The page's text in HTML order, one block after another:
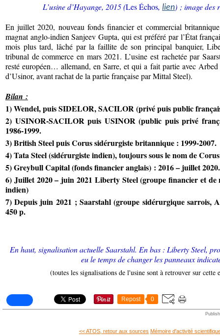
L’usine d’Hayange, 2015 (Les Échos, lien) ; image des
En juillet 2020, nouveau fonds financier et commercial
magnat anglo-indien Sanjeev Gupta, qui est préféré par l’État
mois plus tard, lâché par la faillite de son principal banquier,
tribunal de commerce en mars 2021. L’usine est rachetée par
resté européen… allemand, en Sarre, et qui a fait partie avec Arbed
d’Usinor, avant rachat de la partie française par Mittal Steel).
Bilan :
1) Wendel, puis SIDELOR, SACILOR (privé puis public
2) USINOR-SACILOR puis USINOR (public puis privé
1986-1999.
3) British Steel puis Corus sidérurgiste britannique : 1999-2007.
4)Tata Steel (sidérurgiste indien), toujours sous le nom de
5)Greybull Capital (fonds financier anglais) : 2016 – juillet 2020.
6) Juillet 2020 – juin 2021 Liberty Steel (groupe financier et de
indien)
7)Depuis juin 2021 ; Saarstahl (groupe sidérurgique sarrois,
450 p.
En haut, signalisation actuelle Saarstahl. En bas : Liberty Steel,
eu le temps de changer les panneaux
(toutes les signalisations de l'usine sont à retrouver sur cette
Repost 0
<< ATOS, retour aux sources Mémoire d'activité